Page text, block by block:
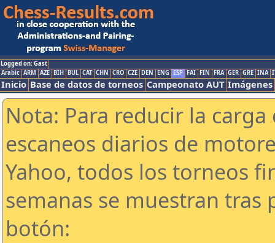
Logged on: Gast
Arabic ARM AZE BIH BUL CAT CHN CRO CZE DEN ENG ESP FAI FIN FRA GER GRE INA
Inicio Base de datos de torneos Campeonato AUT Imágenes
Nota: Para reducir la
escaneos diarios de
Yahoo, todos los torneos
semanas se muestran tras
botón: